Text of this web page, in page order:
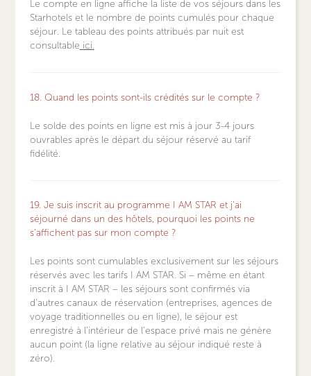
Le compte en ligne affiche la liste de vos séjours dans les
Starhotels et le nombre de points cumulés pour chaque
séjour. Le tableau des points attribués par nuit est
consultable ici.
18. Quand les points sont-ils crédités sur le compte ?
Le solde des points en ligne est mis à jour 3-4 jours
ouvrables après le départ du séjour réservé au tarif
fidélité.
19. Je suis inscrit au programme I AM STAR et j'ai
séjourné dans un des hôtels, pourquoi les points ne
s'affichent pas sur mon compte ?
Les points sont cumulables exclusivement sur les séjours
réservés avec les tarifs I AM STAR. Si – même en étant
inscrit à I AM STAR – les séjours sont confirmés via
d’autres canaux de réservation (entreprises, agences de
voyage traditionnelles ou en ligne), le séjour est
enregistré à l’intérieur de l’espace privé mais ne génère
aucun point (la ligne relative au séjour indiqué reste à
zéro).